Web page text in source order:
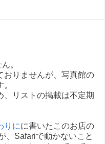
。
おりませんが、写真館の
、リストの掲載は不定期
りにに書いたこのお店の
、Safariで動かないこと